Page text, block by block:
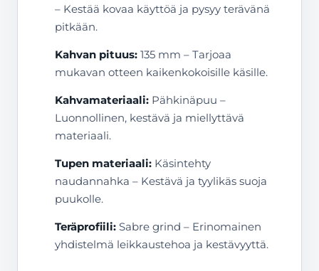
– Kestää kovaa käyttöä ja pysyy terävänä
pitkään.
Kahvan pituus: 135 mm – Tarjoaa
mukavan otteen kaikenkokoisille käsille.
Kahvamateriaali: Pähkinäpuu –
Luonnollinen, kestävä ja miellyttävä
materiaali.
Tupen materiaali: Käsintehty
naudannahka – Kestävä ja tyylikäs suoja
puukolle.
Teräprofiili: Sabre grind – Erinomainen
yhdistelmä leikkaustehoa ja kestävyyttä.